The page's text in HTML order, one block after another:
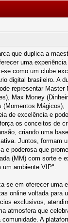
que duplica a
uma
se como um clube
digital brasileiro. A
representar Master
Max Money
(Momentos Mágicos),
de excelência e
os conceitos de
criando uma
Juntos, formam
e poderosa que
(MM) com sorte e
um ambiente VIP".
se em oferecer uma
online voltada para
exclusivos,
atmosfera que
comunidade. A